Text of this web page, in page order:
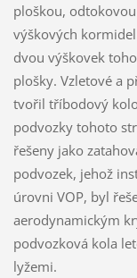
ploškou,
výškových
dvou výškovek
plošky. Vzletové a
tvořil tříbodový
podvozky tohoto
řešeny jako
podvozek, jehož
úrovni VOP, byl
aerodynamickým
podvozková kola
lyžemi.